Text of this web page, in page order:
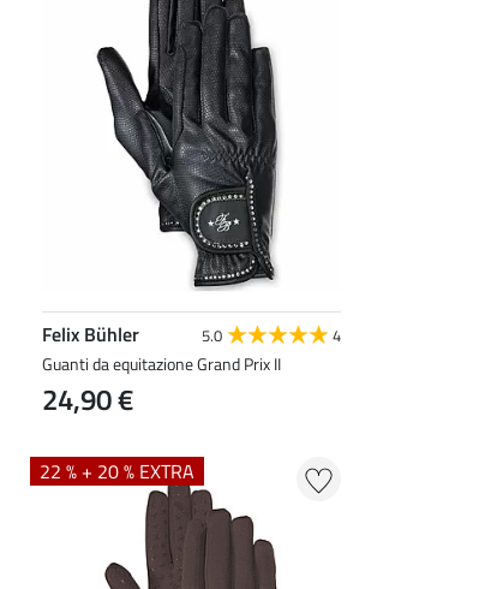
Felix Bühler 5.0 4
Guanti da equitazione Grand Prix II
24,90 €
22 % + 20 % EXTRA